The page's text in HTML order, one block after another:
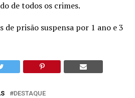
de todos os crimes.
de prisão suspensa por 1 ano e 3
DESTAQUE